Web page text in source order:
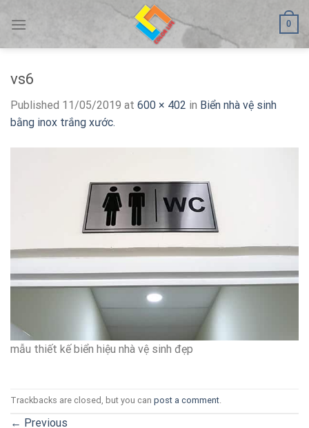
0
vs6
Published 11/05/2019 at 600 × 402 in Biển nhà vệ sinh
bằng inox trắng xước.
mẫu thiết kế biển hiệu nhà vệ sinh đẹp
Trackbacks are closed, but you can post a comment.
← Previous